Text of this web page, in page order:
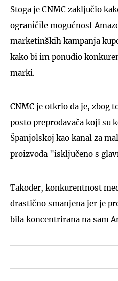
Stoga je CNMC zaključio
ograničile mogućnost
marketinških kampanja
kako bi im ponudio
marki.
CNMC je otkrio da je, zbog
posto preprodavača koji su
Španjolskoj kao kanal za
proizvoda "isključeno s
Također, konkurentnost
drastično smanjena jer je
bila koncentrirana na sam